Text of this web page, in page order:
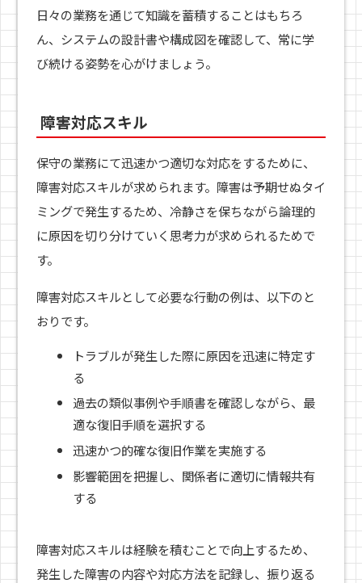
日々の業務を通じて知識を蓄積することはもちろ
ん、システムの設計書や構成図を確認して、常に学
び続ける姿勢を心がけましょう。
障害対応スキル
保守の業務にて迅速かつ適切な対応をするために、
障害対応スキルが求められます。障害は予期せぬタイ
ミングで発生するため、冷静さを保ちながら論理的
に原因を切り分けていく思考力が求められるためで
す。
障害対応スキルとして必要な行動の例は、以下のと
おりです。
トラブルが発生した際に原因を迅速に特定す
る
過去の類似事例や手順書を確認しながら、最
適な復旧手順を選択する
迅速かつ的確な復旧作業を実施する
影響範囲を把握し、関係者に適切に情報共有
する
障害対応スキルは経験を積むことで向上するため、
発生した障害の内容や対応方法を記録し、振り返る